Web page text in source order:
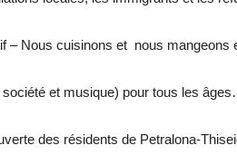
– Nous cuisinons et nous mangeons
et musique) pour tous les
des résidents de Petralona-